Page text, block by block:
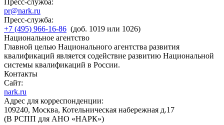
Пресс-служба:
pr@nark.ru
Пресс-служба:
+7 (495) 966-16-86 (доб. 1019 или 1026)
Национальное агентство
Главной целью Национального агентства развития
квалификаций является содействие развитию Национальной
системы квалификаций в России.
Контакты
Сайт:
nark.ru
Адрес для корреспонденции:
109240, Москва, Котельническая набережная д.17
(В РСПП для АНО «НАРК»)